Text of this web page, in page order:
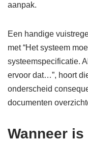
aanpak.
Een handige
met “Het systeem
systeemspecificatie.
ervoor dat…”, hoort
onderscheid
documenten
Wanneer is